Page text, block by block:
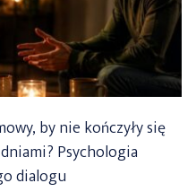
by nie kończyły się
Psychologia
dialogu